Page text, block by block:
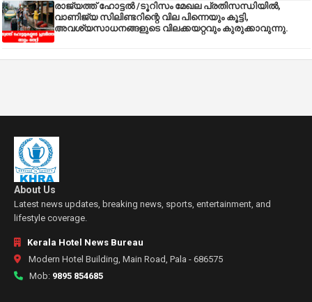
രാജ്യത്ത് ഹോട്ടൽ /ടൂറിസം മേഖല പ്രതിസന്ധിയിൽ,
വാണിജ്യ സിലിണ്ടറിന്റെ വില പിന്നെയും കൂട്ടി,
അവശ്യസാധനങ്ങളുടെ വിലക്കയറ്റവും കുരുക്കാവുന്നു.
About Us
Latest news updates, breaking news, sports, entertainment, and
lifestyle coverage.
Kerala Hotel News Bureau
Modern Hotel Building, Main Road, Pala - 686575
Mob: 9895 854685